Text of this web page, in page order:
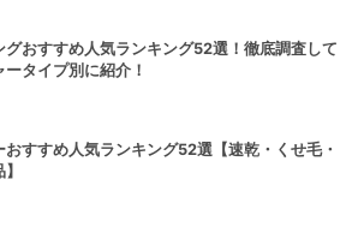
グおすすめ人気ランキング52選！徹底調査して
ータイプ別に紹介！
おすすめ人気ランキング52選【速乾・くせ毛・